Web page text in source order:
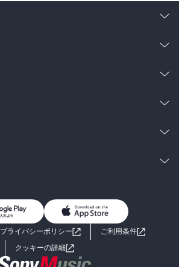
男子向けラノベ
小説
お問い合わせ
プライバシーポリシー
ご利用条件
クッキーの詳細